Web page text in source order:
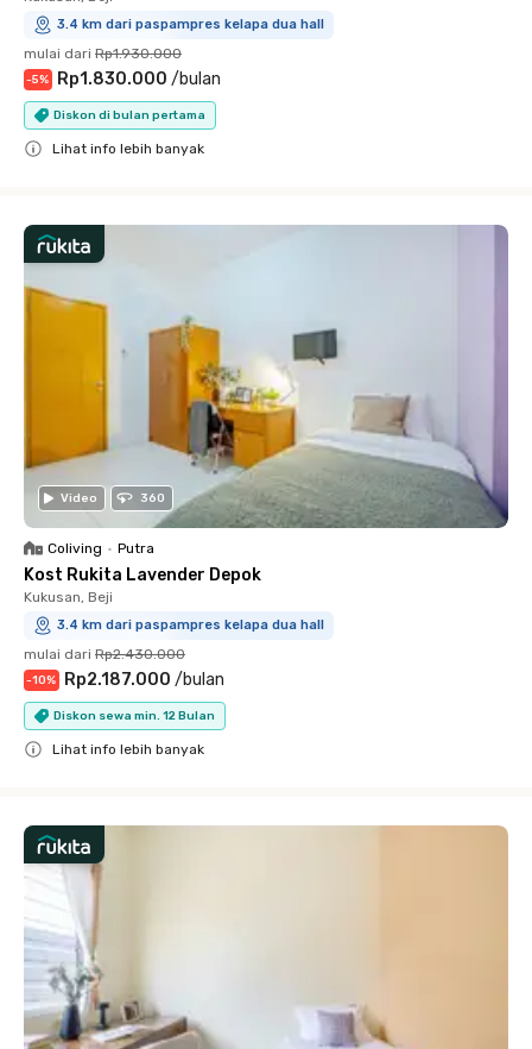
3.4 km dari paspampres kelapa dua hall
mulai dari Rp1.930.000
-5% Rp1.830.000 /bulan
Diskon di bulan pertama
Lihat info lebih banyak
Video 360
Coliving • Putra
Kost Rukita Lavender Depok
Kukusan, Beji
3.4 km dari paspampres kelapa dua hall
mulai dari Rp2.430.000
-10% Rp2.187.000 /bulan
Diskon sewa min. 12 Bulan
Lihat info lebih banyak